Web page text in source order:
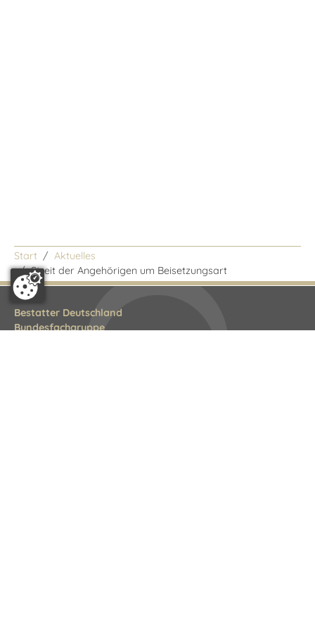
Start
Aktuelles
/Streit der Angehörigen um Beisetzungsart
Bestatter Deutschland
Bundesfachgruppe